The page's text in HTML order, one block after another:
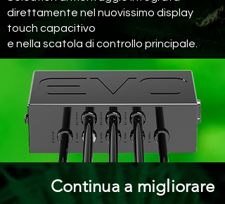
direttamente nel nuovissimo display
touch capacitivo
e nella scatola di controllo principale.
Continua a migliorare